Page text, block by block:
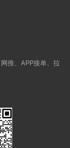
推、APP接单、拉